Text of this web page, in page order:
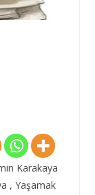
Karakaya
, Yaşamak